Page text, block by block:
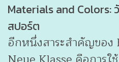
Materials and Colors:
สปอร์ต
อีกหนึ่งสาระสำคัญขอ